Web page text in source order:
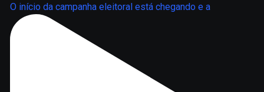
O início da campanha eleitoral está chegando e a